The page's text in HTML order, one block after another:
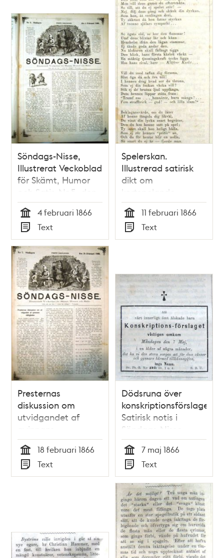
Söndags-Nisse,
Illustrerat Veckoblad
för Skämt, Humor
och Satir, Nr 5, den
4 februari 1866
Tid
4 februari 1866
Typ
Text
Spelerskan.
Illustrerad satirisk
dikt om
kortspelande
kvinnor i Söndags-
Nisse – Illustreradt
Veckoblad för
Skämt, Humor och
Tid
11 februari 1866
Typ
Text
Presternas
diskussion om
utvidgandet af
qvinnans
rättigheter. Satir i
Söndags-Nisse –
Illustreradt
Veckoblad för
Tid
18 februari 1866
Typ
Text
Dödsruna över
konskriptionsförslaget.
Satirisk notis i
Söndags-Nisse –
Illustreradt
Veckoblad för
Skämt, Humor och
Satir, nr 19, den 13
maj 1866
Tid
7 maj 1866
Typ
Text